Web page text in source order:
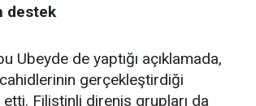
destek
Ubeyde de yaptığı açıklamada,
gerçekleştirdiği
Filistinli direniş grupları da